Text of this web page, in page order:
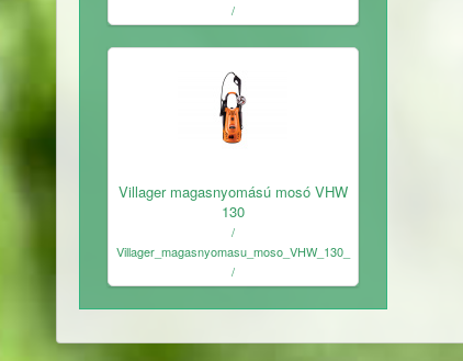
/
Villager magasnyomású mosó VHW
130
/
Villager_magasnyomasu_moso_VHW_130_
/